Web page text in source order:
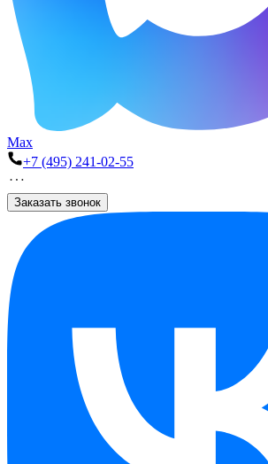
Max
+7 (495) 241-02-55
Заказать звонок